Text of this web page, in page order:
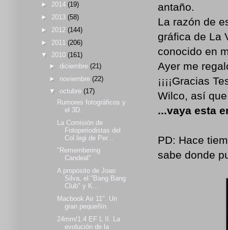
antaño.
La razón de
gráfica de La
conocido en
Ayer me
¡¡¡¡Gracias
Wilco, así
...vaya esta
PD: Hace
sabe donde
► 2014 (19)
► 2013 (58)
► 2012 (144)
► 2011 (206)
▼ 2010 (161)
► diciembre (21)
► noviembre (22)
▼ octubre (17)
Rumores fotográficos y
el 3D.
La Comisión de
Fotoperiodistas del
Col.legi de Per...
"Remembering
Candeal"
A propósito de Joao
Silva, el "Bang Bang
Club" y K...
Macbook Air 11". Un
gran pequeñín.
24mm/1.4 EF L II. La
evolución de la